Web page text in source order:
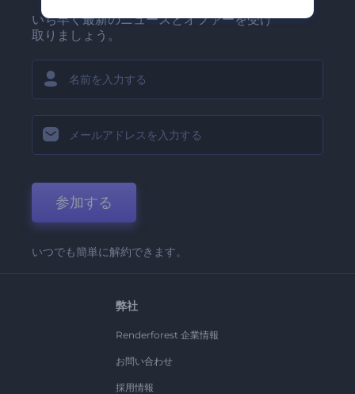
いち早く最新のニュースとオファーを受け
取りましょう。
参加する
いつでも簡単に解約できます。
弊社
Renderforest 企業情報
お問い合わせ
採用情報